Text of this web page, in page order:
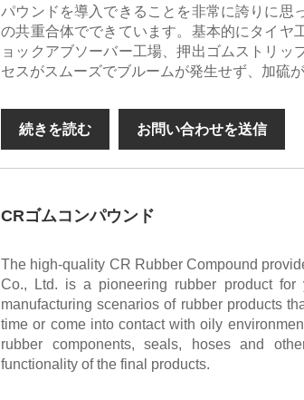
パウンドを導入できることを非常に誇りに思
の共重合体でできています。基本的にタイヤ
ョックアブソーバー工場、押出ゴムストリッ
セスがスムーズでブルームが発生せず、加硫
続きを読む お問い合わせを送信
CRゴムコンパウンド
The high-quality CR Rubber Compound
Co., Ltd. is a pioneering rubber product
manufacturing scenarios of rubber products
time or come into contact with oily
rubber components, seals, hoses and
functionality of the final products.